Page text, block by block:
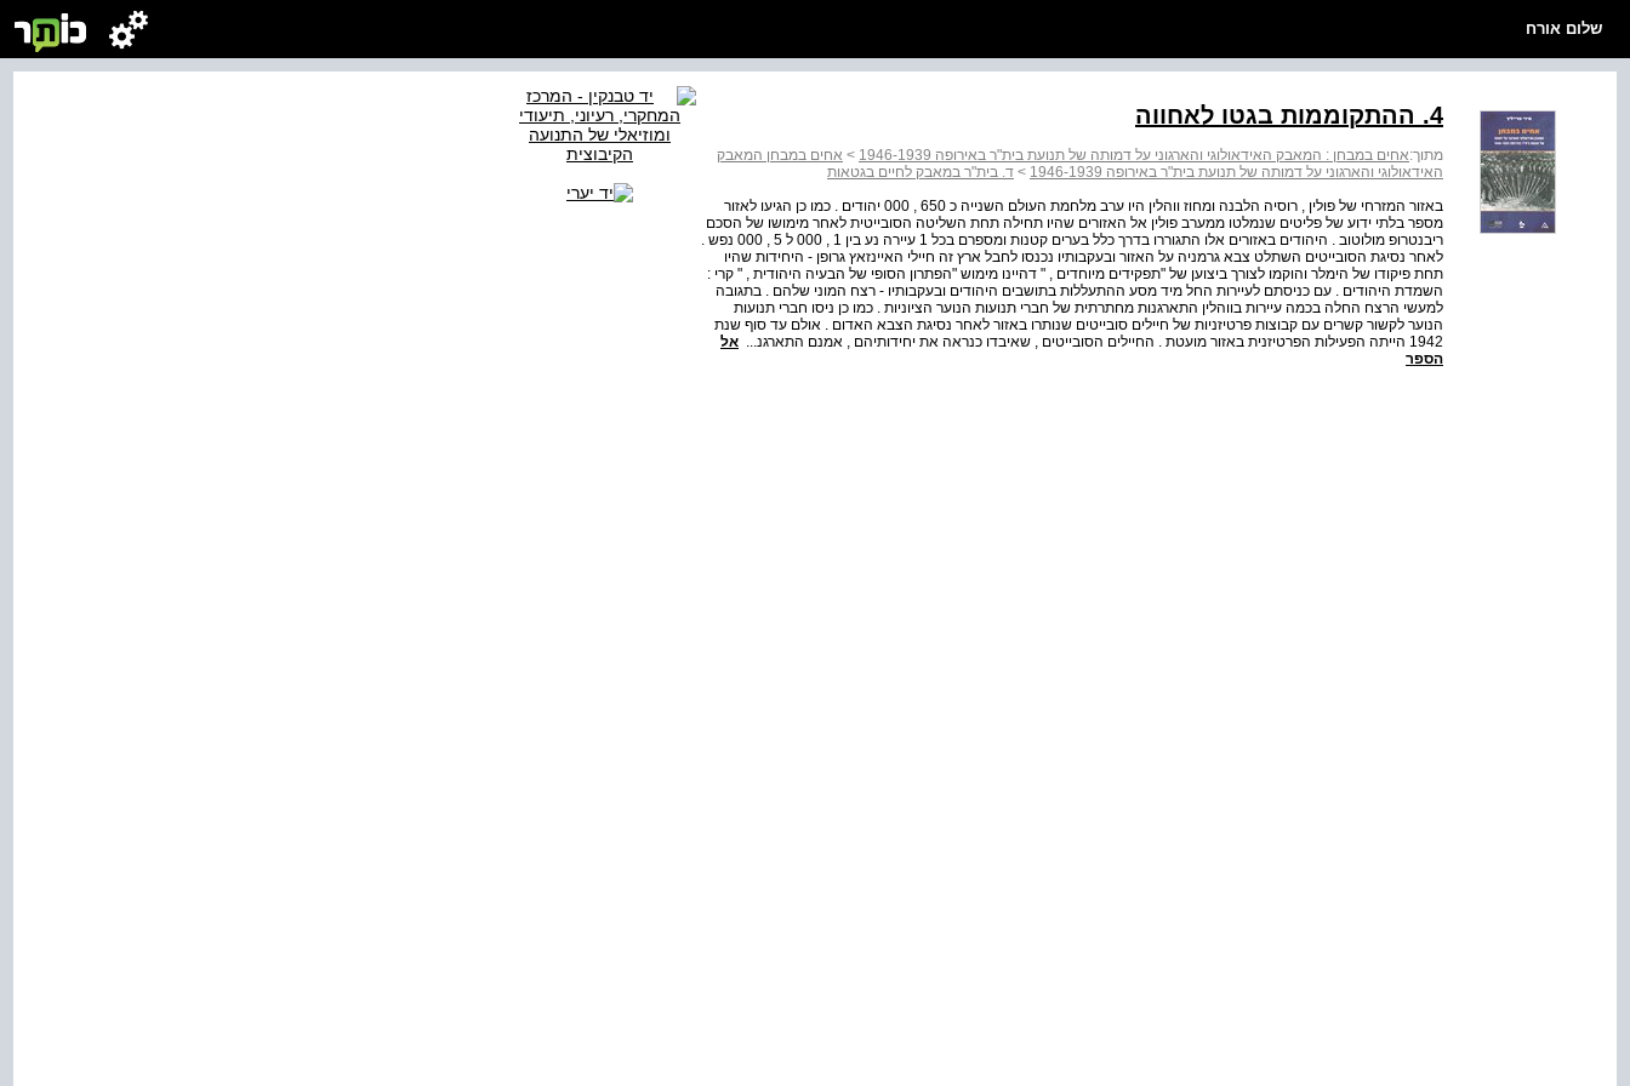
שלום אורח
4. ההתקוממות בגטו לאחווה
מתוך:אחים במבחן : המאבק האידאולוגי והארגוני על דמותה של תנועת בית"ר באירופה 1946-1939 > אחים במבחן המאבק
האידאולוגי והארגוני על דמותה של תנועת בית"ר באירופה ‭1946-1939‬
> ד. בית"ר במאבק לחיים בגטאות
באזור המזרחי של פולין , רוסיה הלבנה ומחוז ווהלין היו ערב מלחמת העולם השנייה כ 650 , 000 יהודים . כמו כן הגיעו לאזור
מספר בלתי ידוע של פליטים שנמלטו ממערב פולין אל האזורים שהיו תחילה תחת השליטה הסובייטית לאחר מימושו של הסכם
ריבנטרופ מולוטוב . היהודים באזורים אלו התגוררו בדרך כלל בערים קטנות ומספרם בכל 1 עיירה נע בין 1 , 000 ל 5 , 000 נפש .
לאחר נסיגת הסובייטים השתלט צבא גרמניה על האזור ובעקבותיו נכנסו לחבל ארץ זה חיילי האיינזאץ גרופן - היחידות שהיו
תחת פיקודו של הימלר והוקמו לצורך ביצוען של "תפקידים מיוחדים , " דהיינו מימוש "הפתרון הסופי של הבעיה היהודית , " קרי :
השמדת היהודים . עם כניסתם לעיירות החל מיד מסע ההתעללות בתושבים היהודים ובעקבותיו - רצח המוני שלהם . בתגובה
למעשי הרצח החלה בכמה עיירות בווהלין התארגנות מחתרתית של חברי תנועות הנוער הציוניות . כמו כן ניסו חברי תנועות
הנוער לקשור קשרים עם קבוצות פרטיזניות של חיילים סובייטים שנותרו באזור לאחר נסיגת הצבא האדום . אולם עד סוף שנת
1942 הייתה הפעילות הפרטיזנית באזור מועטת . החיילים הסובייטים , שאיבדו כנראה את יחידותיהם , אמנם התארגנ...
אל
הספר